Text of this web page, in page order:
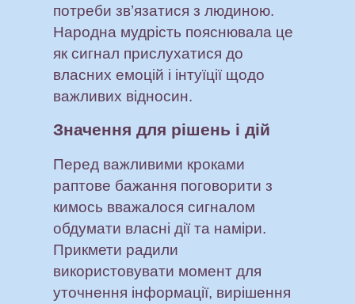
потреби зв’язатися з людиною.
Народна мудрість пояснювала це
як сигнал прислухатися до
власних емоцій і інтуїції щодо
важливих відносин.
Значення для рішень і дій
Перед важливими кроками
раптове бажання поговорити з
кимось вважалося сигналом
обдумати власні дії та наміри.
Прикмети радили
використовувати момент для
уточнення інформації, вирішення